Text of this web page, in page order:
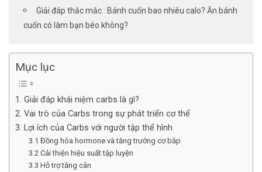
Giải đáp thắc mắc : Bánh cuốn bao nhiêu calo? Ăn bánh
cuốn có làm bạn béo không?
Mục lục
1. Giải đáp khái niệm carbs là gì?
2. Vai trò của Carbs trong sự phát triển cơ thể
3. Lợi ích của Carbs với người tập thể hình
3.1 Đồng hóa hormone và tăng trưởng cơ bắp
3.2 Cải thiện hiệu suất tập luyện
3.3 Hỗ trợ tăng cân